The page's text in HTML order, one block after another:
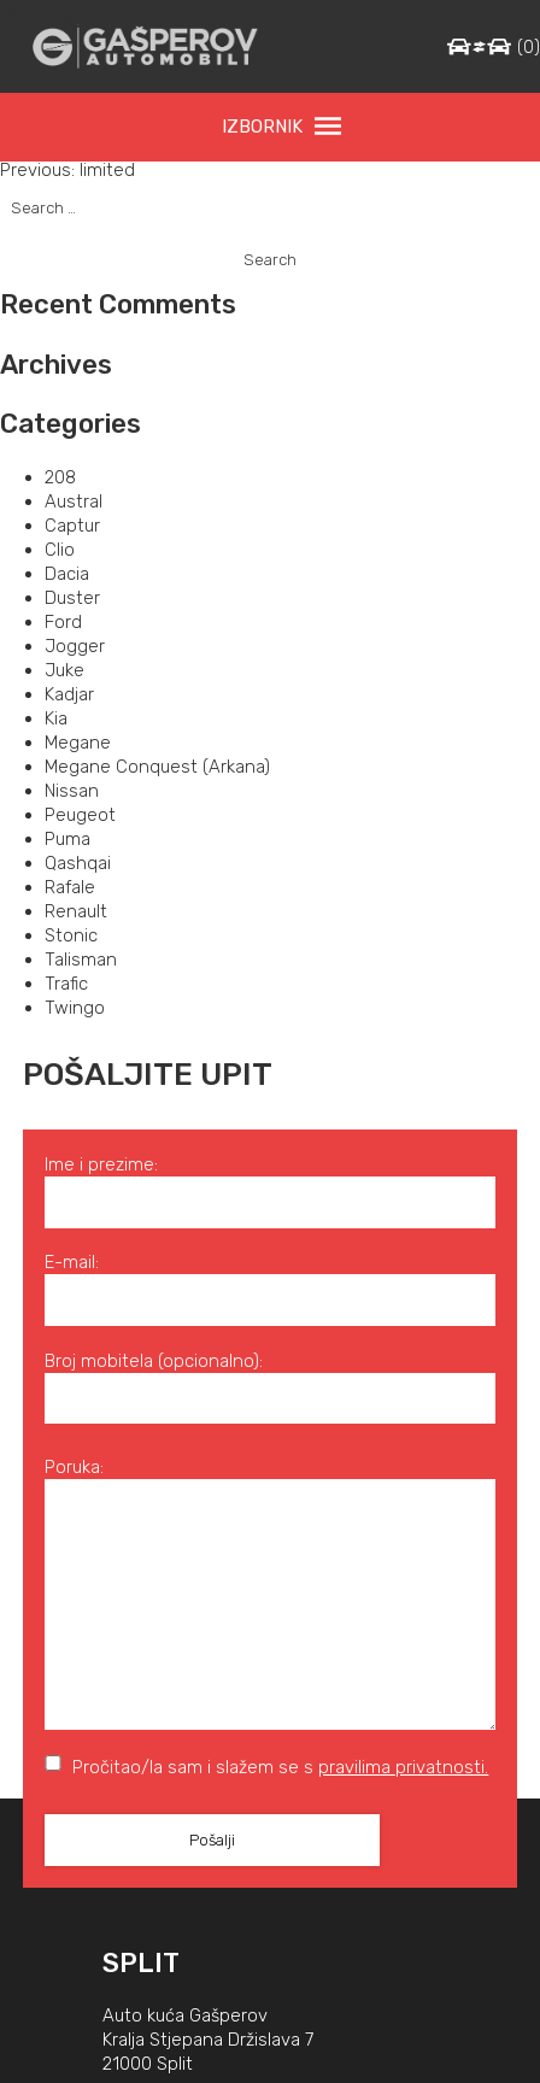
IZBORNIK
(0)
Post
navigation
Previous: limited
for:
Recent Comments
Archives
Categories
208
Austral
Captur
Clio
Dacia
Duster
Ford
Jogger
Juke
Kadjar
Kia
Megane
Megane Conquest (Arkana)
Nissan
Peugeot
Puma
Qashqai
Rafale
Renault
Stonic
Talisman
Trafic
Twingo
POŠALJITE UPIT
Ime i prezime:
E-mail:
Broj mobitela (opcionalno):
Poruka:
Pročitao/la sam i slažem se s pravilima privatnosti.
SPLIT
Auto kuća Gašperov
Kralja Stjepana Držislava 7
21000 Split